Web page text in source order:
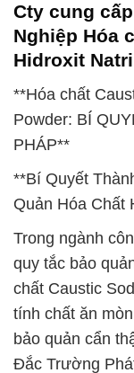
Cty cung
Nghiệp Hóa
Hidroxit
**Hóa chất
Powder: BÍ
PHÁP**
**Bí Quyết
Quản Hóa Chất
Trong ngành
quy tắc bảo
chất Caustic
tính chất ăn
bảo quản cẩn
Đắc Trường